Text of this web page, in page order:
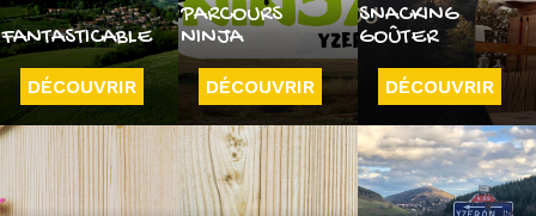
FANTASTICABLE
DÉCOUVRIR
PARCOURS
NINJA
DÉCOUVRIR
SNACKING
GOÛTER
DÉCOUVRIR